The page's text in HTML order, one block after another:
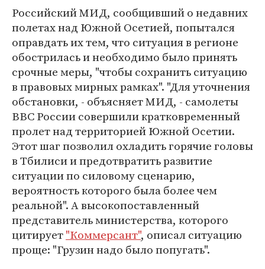
Российский МИД, сообщивший о недавних
полетах над Южной Осетией, попытался
оправдать их тем, что ситуация в регионе
обострилась и необходимо было принять
срочные меры, "чтобы сохранить ситуацию
в правовых мирных рамках". "Для уточнения
обстановки, - объясняет МИД, - самолеты
ВВС России совершили кратковременный
пролет над территорией Южной Осетии.
Этот шаг позволил охладить горячие головы
в Тбилиси и предотвратить развитие
ситуации по силовому сценарию,
вероятность которого была более чем
реальной". А высокопоставленный
представитель министерства, которого
цитирует"Коммерсант", описал ситуацию
проще: "Грузин надо было попугать".